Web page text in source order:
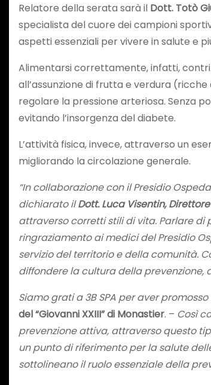
Relatore della serata sarà il Dott. Totò
specialista del cuore dei campioni
aspetti essenziali per vivere in salute e
Alimentarsi correttamente, infatti,
all’assunzione di frutta e verdura
regolare la pressione arteriosa. Senza
evitando l’insorgenza del diabete.
L’attività fisica, invece, attraverso un
migliorando la circolazione generale.
“In collaborazione con il Presidio
dichiarato ilDott. Luca Visentin,
attraverso corretti stili di vita. Parlare di
ringraziamento ai medici del Presidio
servizio del territorio e della comunità.
diffondere la cultura della prevenzione,
Siamo grati a 3B SPA per aver
del “Giovanni XXIII” di Monastier. – Così
prevenzione attiva, attraverso questo
un punto di riferimento per la salute
sottolineano il ruolo essenziale della